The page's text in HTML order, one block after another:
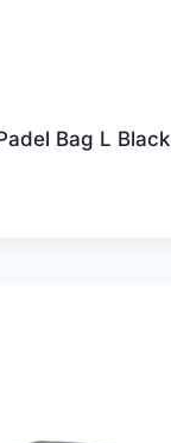
Bag L Black